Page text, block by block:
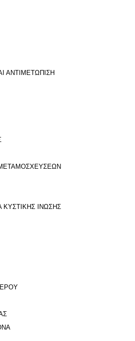
ΑΝΤΙΜΕΤΩΠΙΣΗ
ΙΝΩΣΗΣ